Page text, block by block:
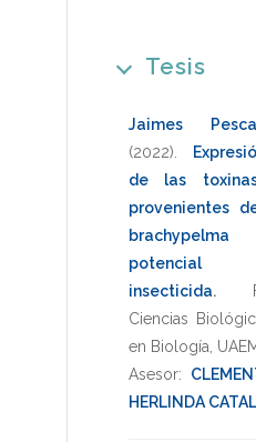
Tesis
Jaimes
(2022)
de las
provenientes
potencial
insecticida.
Ciencias
en Biología
Asesor:
HERLINDA